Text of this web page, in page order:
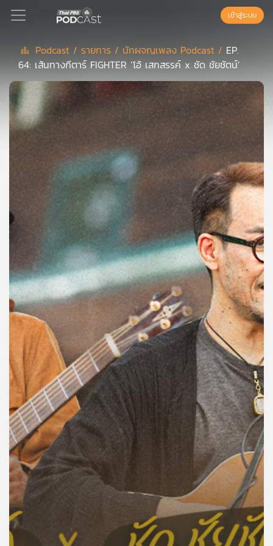
Podcast
เพล
ย์
เพล
ย์
ของ
คุณ
เพลง
บทความ
ข่าว
และ
กิจกรรม
เกี่ยว
กับ
เรา
เข้าสู่ระบบ
Podcast / รายการ / นักผจญเพลง Podcast / EP.
64: เส้นทางกีตาร์ FIGHTER ‘โอ้ เสกสรรค์ x ชัด ชัยชัตน์’